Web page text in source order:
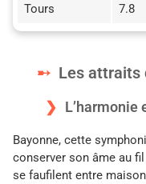
Tours
7.8
Les attraits
Bayonne, cette
conserver son âme au
se faufilent entre